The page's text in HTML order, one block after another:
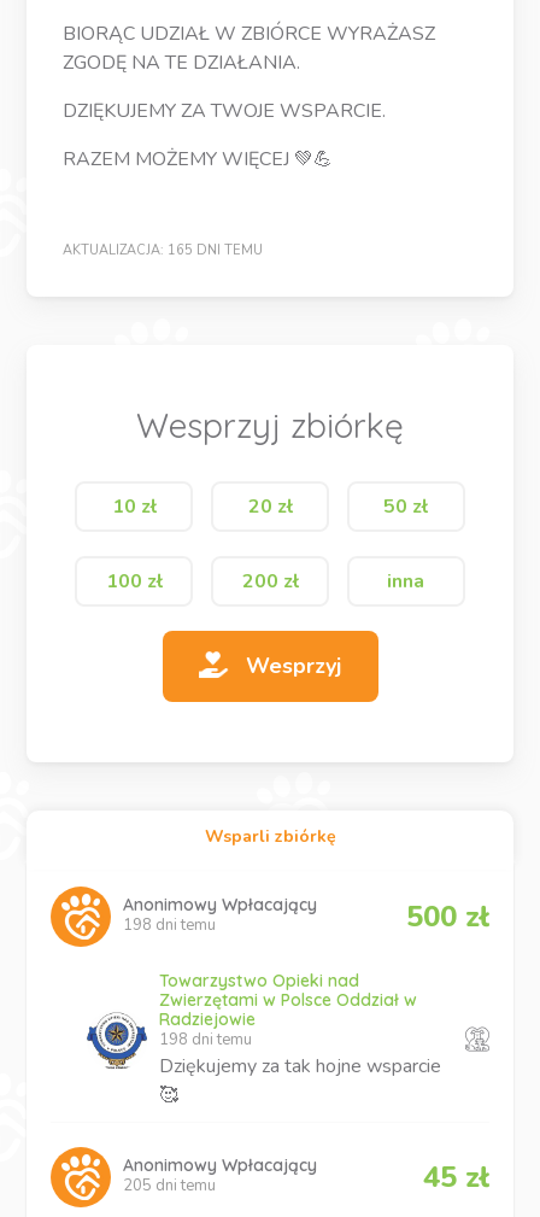
BIORĄC UDZIAŁ W ZBIÓRCE WYRAŻASZ
ZGODĘ NA TE DZIAŁANIA.
DZIĘKUJEMY ZA TWOJE WSPARCIE.
RAZEM MOŻEMY WIĘCEJ 💚💪
AKTUALIZACJA: 165 DNI TEMU
Wesprzyj zbiórkę
10 zł 20 zł 50 zł
100 zł 200 zł inna
Wesprzyj
Wsparli zbiórkę
Anonimowy Wpłacający
198 dni temu
500 zł
Towarzystwo Opieki nad
Zwierzętami w Polsce Oddział w
Radziejowie
198 dni temu
Dziękujemy za tak hojne wsparcie
🥰
Anonimowy Wpłacający
205 dni temu
45 zł